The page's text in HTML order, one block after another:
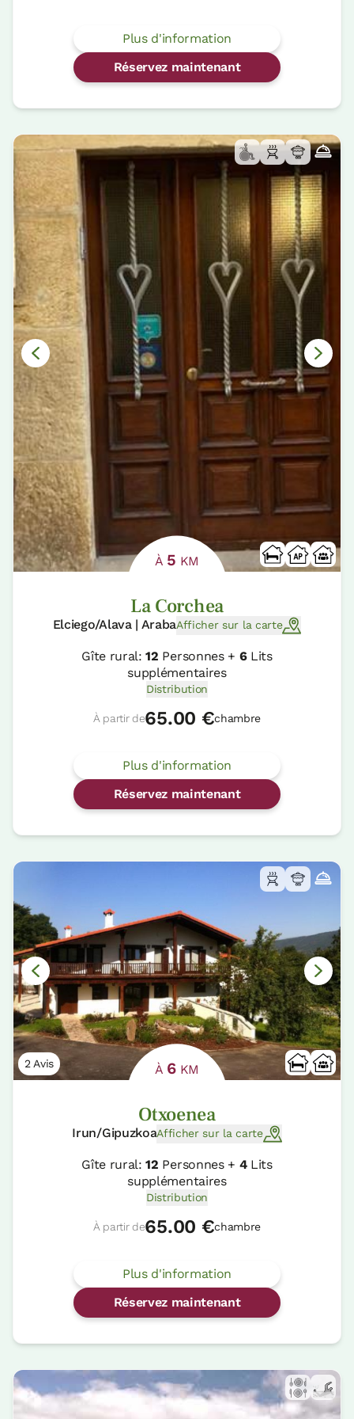
Plus d'information
Réservez maintenant
À 5 KM
La Corchea
Elciego/Alava | ArabaAfficher sur la carte
Gîte rural:12 Personnes + 6Lits
supplémentaires
Distribution
À partir de65.00 €chambre
Plus d'information
Réservez maintenant
2 Avis À 6 KM
Otxoenea
Irun/GipuzkoaAfficher sur la carte
Gîte rural:12 Personnes + 4Lits
supplémentaires
Distribution
À partir de65.00 €chambre
Plus d'information
Réservez maintenant